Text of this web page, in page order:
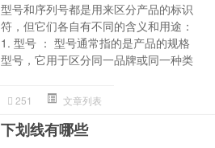
型号和序列号都是用来区分产品的标识
符，但它们各自有不同的含义和用途：
1. 型号 ： 型号通常指的是产品的规格
型号，它用于区分同一品牌或同一种类
251 文章列表
下划线有哪些